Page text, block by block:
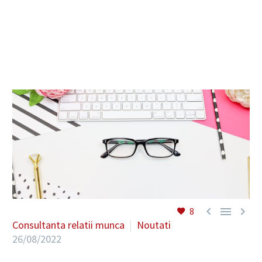
8   
Consultanta relatii munca
Noutati
26/08/2022